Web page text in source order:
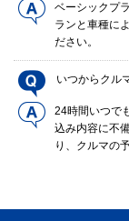
ベーシックプ
ランと車種に
ださい。
いつからクル
24時間いつで
込み内容に不
り、クルマの